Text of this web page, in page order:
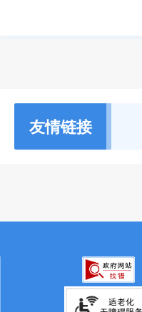
友情链接